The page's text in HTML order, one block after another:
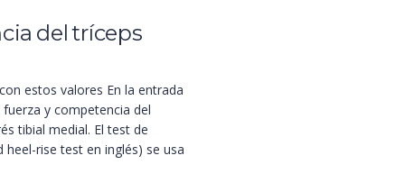
del tríceps
estos valores En la entrada
y competencia del
tibial medial. El test de
rise test en inglés) se usa